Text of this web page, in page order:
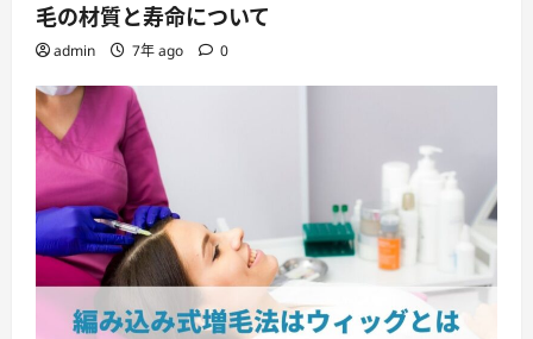
毛の材質と寿命について
admin 7年 ago 0